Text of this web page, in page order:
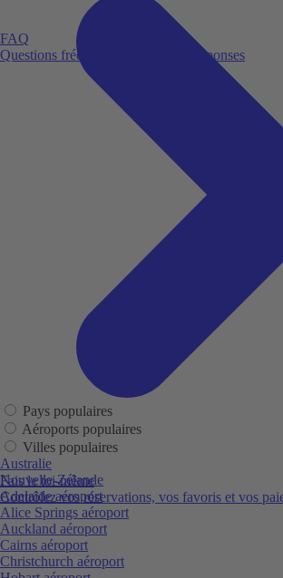
FAQ
Questions fréquemment posées et réponses
Fais le toi-même
Contrôlez vos réservations, vos favoris et vos
Pays populaires
Aéroports populaires
Villes populaires
Australie
Nouvelle-Zélande
Adelaide aéroport
Alice Springs aéroport
Auckland aéroport
Cairns aéroport
Christchurch aéroport